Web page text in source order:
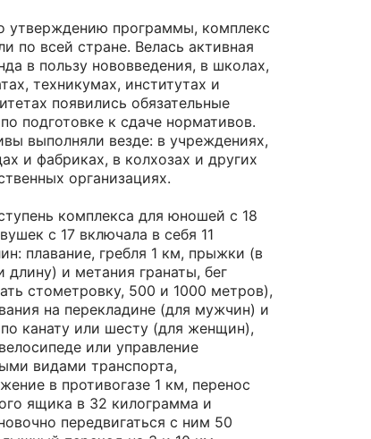
утверждению программы, комплекс
по всей стране. Велась активная
в пользу нововведения, в школах,
техникумах, институтах и
появились обязательные
подготовке к сдаче нормативов.
выполняли везде: в учреждениях,
и фабриках, в колхозах и других
организациях.
комплекса для юношей с 18
с 17 включала в себя 11
плавание, гребля 1 км, прыжки (в
длину) и метания гранаты, бег
стометровку, 500 и 1000 метров),
на перекладине (для мужчин) и
по канату или шесту (для женщин),
или управление
видами транспорта,
в противогазе 1 км, перенос
ящика в 32 килограмма и
передвигаться с ним 50